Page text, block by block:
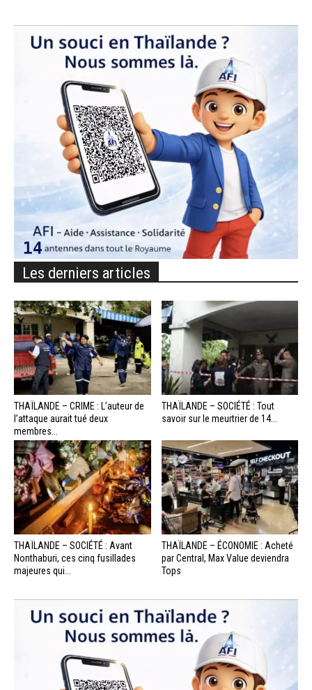
Les derniers articles
THAÏLANDE – CRIME : L’auteur de
l’attaque aurait tué deux
membres...
THAÏLANDE – SOCIÉTÉ : Tout
savoir sur le meurtrier de 14...
THAÏLANDE – SOCIÉTÉ : Avant
Nonthaburi, ces cinq fusillades
majeures qui...
THAÏLANDE – ÉCONOMIE : Acheté
par Central, Max Value deviendra
Tops